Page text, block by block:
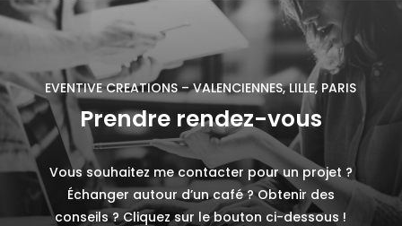
EVENTIVE CREATIONS – VALENCIENNES, LILLE, PARIS
Prendre rendez-vous
Vous souhaitez me contacter pour un projet ?
Échanger autour d’un café ? Obtenir des
conseils ? Cliquez sur le bouton ci-dessous !